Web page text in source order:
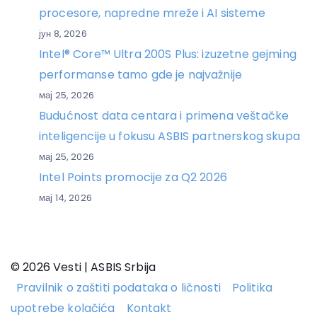
procesore, napredne mreže i AI sisteme
јун 8, 2026
Intel® Core™ Ultra 200S Plus: izuzetne gejming
performanse tamo gde je najvažnije
мај 25, 2026
Budućnost data centara i primena veštačke
inteligencije u fokusu ASBIS partnerskog skupa
мај 25, 2026
Intel Points promocije za Q2 2026
мај 14, 2026
© 2026 Vesti | ASBIS Srbija
Pravilnik o zaštiti podataka o ličnosti
Politika
upotrebe kolačića
Kontakt